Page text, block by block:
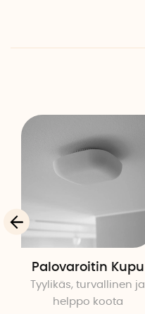
Palovaroitin Kupu
Tyylikäs, turvallinen ja
helppo koota